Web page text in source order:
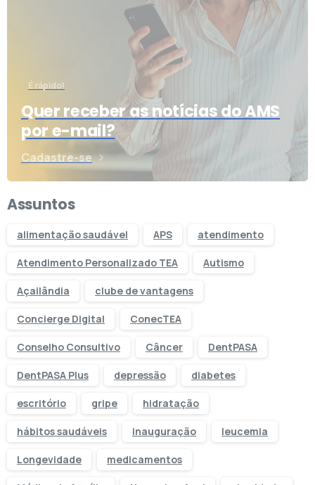
É rápido!
Quer receber as notícias do AMS
por e-mail?
Cadastre-se
Assuntos
alimentação saudável APS atendimento
Atendimento Personalizado TEA Autismo
Açailândia clube de vantagens
Concierge Digital ConecTEA
Conselho Consultivo Câncer DentPASA
DentPASA Plus depressão diabetes
escritório gripe hidratação
hábitos saudáveis inauguração leucemia
Longevidade medicamentos